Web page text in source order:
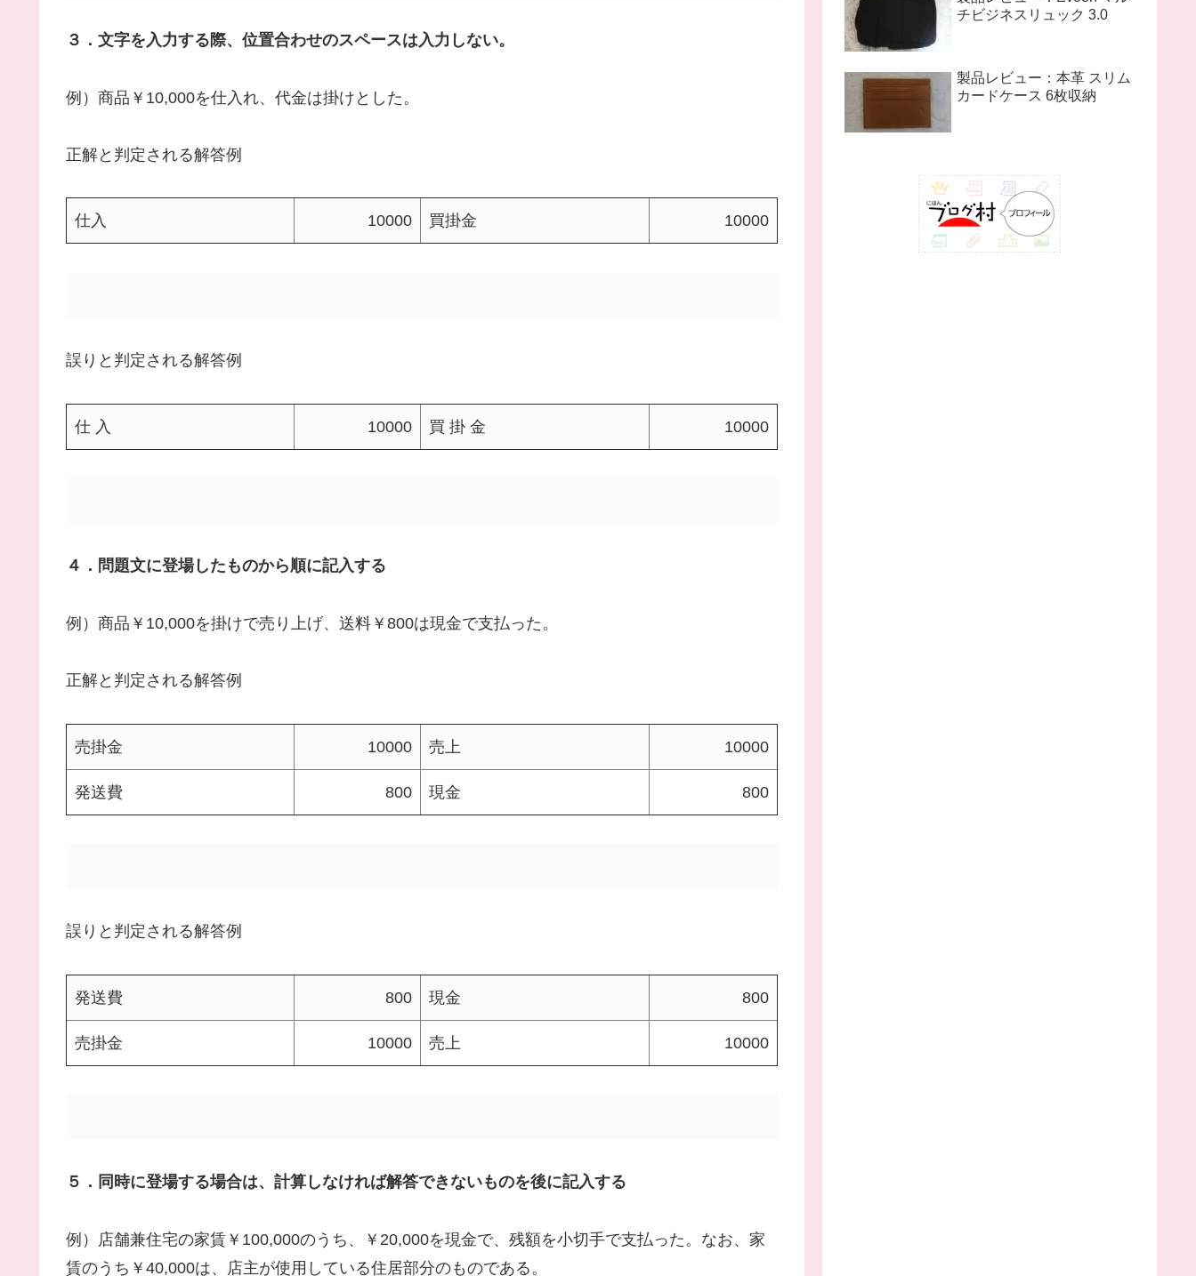
３．文字を入力する際、位置合わせのスペースは入力しない。
例）商品￥10,000を仕入れ、代金は掛けとした。
正解と判定される解答例
仕入 10000 買掛金 10000
誤りと判定される解答例
仕 入 10000 買 掛 金 10000
４．問題文に登場したものから順に記入する
例）商品￥10,000を掛けで売り上げ、送料￥800は現金で支払った。
正解と判定される解答例
売掛金 10000 売上 10000
発送費 800 現金 800
誤りと判定される解答例
発送費 800 現金 800
売掛金 10000 売上 10000
５．同時に登場する場合は、計算しなければ解答できないものを後に記入する
例）店舗兼住宅の家賃￥100,000のうち、￥20,000を現金で、残額を小切手で支払った。なお、家
賃のうち￥40,000は、店主が使用している住居部分のものである。
チビジネスリュック 3.0
製品レビュー：本革 スリム
カードケース 6枚収納